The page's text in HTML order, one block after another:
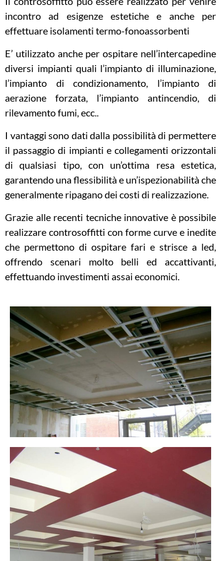
incontro ad esigenze estetiche e anche per
effettuare isolamenti termo-fonoassorbenti
E’ utilizzato anche per ospitare nell’intercapedine
diversi impianti quali l’impianto di illuminazione,
l’impianto di condizionamento, l’impianto di
aerazione forzata, l’impianto antincendio, di
rilevamento fumi, ecc..
I vantaggi sono dati dalla possibilità di permettere
il passaggio di impianti e collegamenti orizzontali
di qualsiasi tipo, con un’ottima resa estetica,
garantendo una flessibilità e un’ispezionabilità che
generalmente ripagano dei costi di realizzazione.
Grazie alle recenti tecniche innovative è possibile
realizzare controsoffitti con forme curve e inedite
che permettono di ospitare fari e strisce a led,
offrendo scenari molto belli ed accattivanti,
effettuando investimenti assai economici.